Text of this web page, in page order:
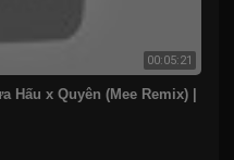
00:05:21
Hấu x Quyên (Mee Remix) |